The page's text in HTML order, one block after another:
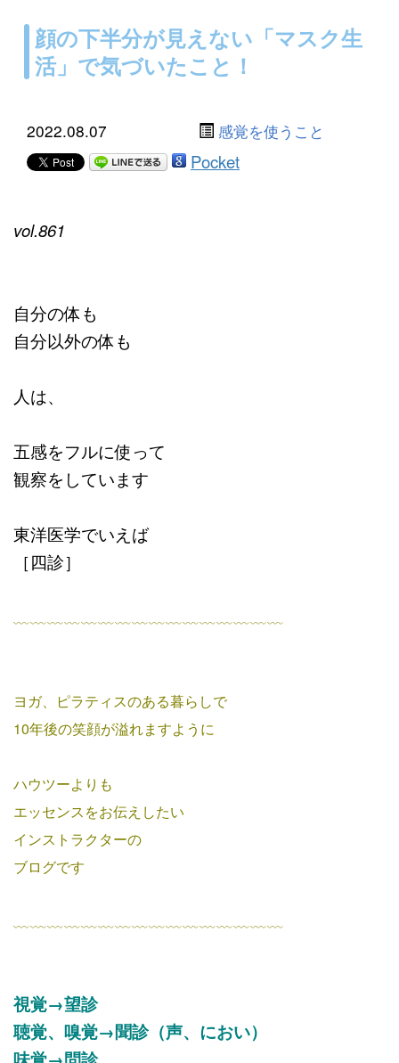
顔の下半分が見えない「マスク生
活」で気づいたこと！
2022.08.07 感覚を使うこと
Pocket
vol.861
自分の体も
自分以外の体も
人は、
五感をフルに使って
観察をしています
東洋医学でいえば
［四診］
﹏﹏﹏﹏﹏﹏﹏﹏﹏﹏﹏﹏﹏﹏﹏﹏
ヨガ、ピラティスのある暮らしで
10年後の笑顔が溢れますように
ハウツーよりも
エッセンスをお伝えしたい
インストラクターの
ブログです
﹏﹏﹏﹏﹏﹏﹏﹏﹏﹏﹏﹏﹏﹏﹏﹏
視覚→望診
聴覚、嗅覚→聞診（声、におい）